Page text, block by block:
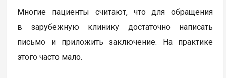
Многие пациенты считают, что для обращения
в зарубежную клинику достаточно написать
письмо и приложить заключение. На практике
этого часто мало.